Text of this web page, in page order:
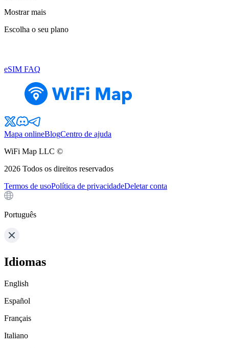
Mostrar mais
Escolha o seu plano
eSIM FAQ
Mapa onlineBlogCentro de ajuda
WiFi Map LLC ©
2026 Todos os direitos reservados
Termos de usoPolítica de privacidadeDeletar conta
Português
Idiomas
English
Español
Français
Italiano